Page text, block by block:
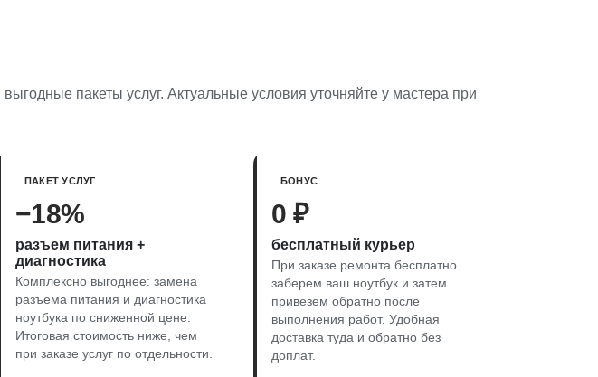
пакеты услуг. Актуальные условия уточняйте у мастера при
ПАКЕТ УСЛУГ
−18%
разъем питания +
диагностика
Комплексно выгоднее: замена
разъема питания и диагностика
ноутбука по сниженной цене.
Итоговая стоимость ниже, чем
при заказе услуг по отдельности.
БОНУС
0 ₽
бесплатный курьер
При заказе ремонта бесплатно
заберем ваш ноутбук и затем
привезем обратно после
выполнения работ. Удобная
доставка туда и обратно без
доплат.